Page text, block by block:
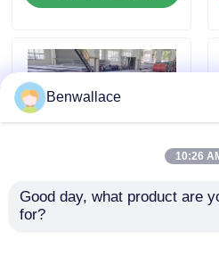
저희와 연락
사건
열간 압연 430 스테인
Benwallace
10:26
Good day, what product are
for?